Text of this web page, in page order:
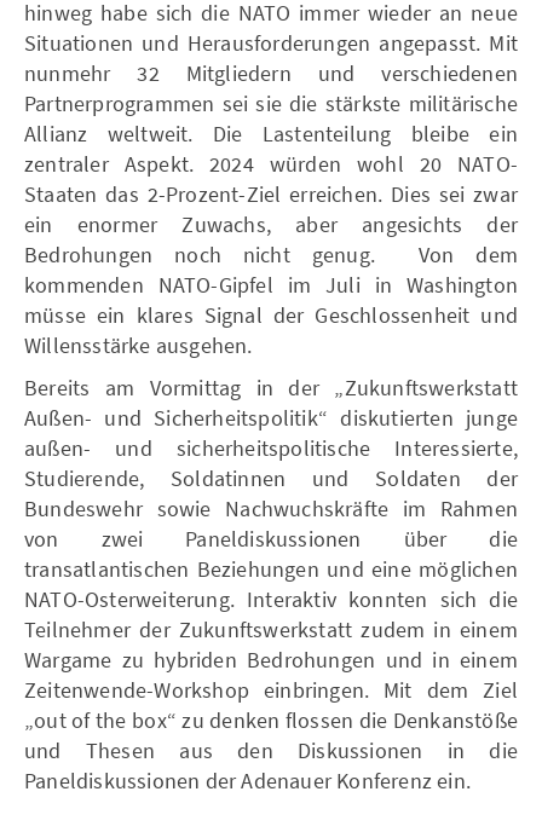
hinweg habe sich die NATO immer wieder an neue
Situationen und Herausforderungen angepasst. Mit
nunmehr 32 Mitgliedern und verschiedenen
Partnerprogrammen sei sie die stärkste militärische
Allianz weltweit. Die Lastenteilung bleibe ein
zentraler Aspekt. 2024 würden wohl 20 NATO-
Staaten das 2-Prozent-Ziel erreichen. Dies sei zwar
ein enormer Zuwachs, aber angesichts der
Bedrohungen noch nicht genug. Von dem
kommenden NATO-Gipfel im Juli in Washington
müsse ein klares Signal der Geschlossenheit und
Willensstärke ausgehen.
Bereits am Vormittag in der „Zukunftswerkstatt
Außen- und Sicherheitspolitik“ diskutierten junge
außen- und sicherheitspolitische Interessierte,
Studierende, Soldatinnen und Soldaten der
Bundeswehr sowie Nachwuchskräfte im Rahmen
von zwei Paneldiskussionen über die
transatlantischen Beziehungen und eine möglichen
NATO-Osterweiterung. Interaktiv konnten sich die
Teilnehmer der Zukunftswerkstatt zudem in einem
Wargame zu hybriden Bedrohungen und in einem
Zeitenwende-Workshop einbringen. Mit dem Ziel
„out of the box“ zu denken flossen die Denkanstöße
und Thesen aus den Diskussionen in die
Paneldiskussionen der Adenauer Konferenz ein.